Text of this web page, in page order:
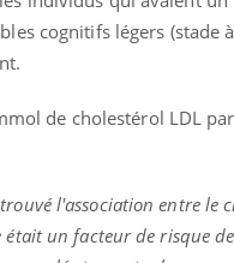
cognitifs légers (stade
de cholestérol LDL
l'association entre le
un facteur de risque